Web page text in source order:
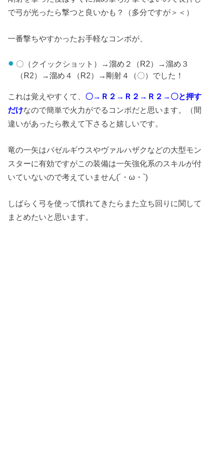
で弓が光ったら撃つと良いかも？（多分ですが＞＜）
一番撃ちやすかったお手軽なコンボが、
〇（クイックショット）→溜め２（R2）→溜め３
（R2）→溜め４（R2）→剛射４（〇）でした！
これは覚えやすくて、 〇→Ｒ２→Ｒ２→Ｒ２→〇と押す
だけなので簡単で火力がでるコンボだと思います。（間
違いがあったら教えて下さると嬉しいです。
竜の一矢はバゼルギウスやヴァルハザクなどの大型モン
スターに有効ですがこの装備は一矢強化系のスキルが付
いていないので考えていません(´・ω・`)
しばらく弓を使って慣れてきたらまた立ち回りに関して
まとめたいと思います。